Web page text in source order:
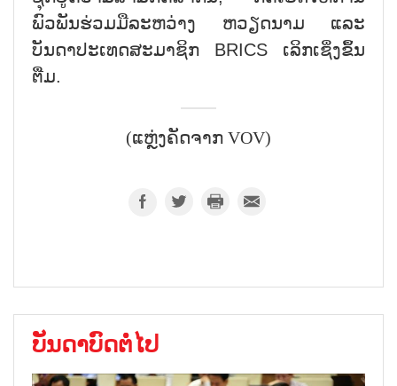
ພົວພັນຮ່ວມມືລະຫວ່າງ ຫວຽດນາມ ແລະ
ບັນດາປະເທດສະມາຊິກ BRICS ເລິກເຊິ່ງຂຶ້ນ
ຕື່ມ.
(ແຫຼ່ງຄັດຈາກ VOV)
ບັນດາບົດຕໍ່ໄປ